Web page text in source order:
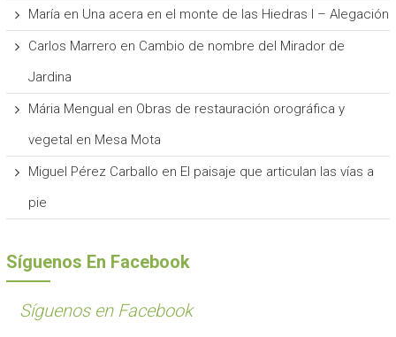
María en Una acera en el monte de las Hiedras I – Alegación
Carlos Marrero en Cambio de nombre del Mirador de
Jardina
Mária Mengual en Obras de restauración orográfica y
vegetal en Mesa Mota
Miguel Pérez Carballo en El paisaje que articulan las vías a
pie
Síguenos En Facebook
Síguenos en Facebook